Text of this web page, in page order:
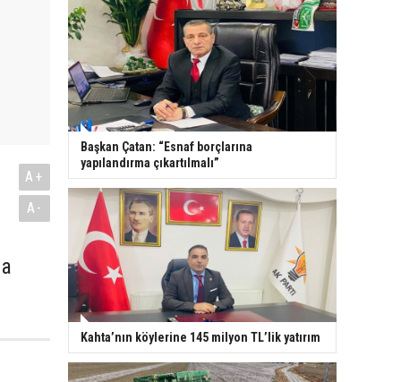
A+
A-
Başkan Çatan: “Esnaf borçlarına
yapılandırma çıkartılmalı”
Kahta’nın köylerine 145 milyon TL’lik yatırım